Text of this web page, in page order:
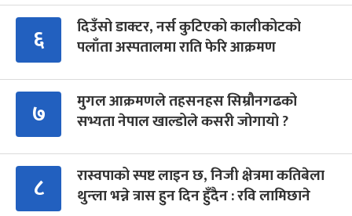
६
दिउँसो डाक्टर, नर्स कुटिएको कालीकोटको
पलाँता अस्पतालमा राति फेरि आक्रमण
७
मुगल आक्रमणले तहसनहस सिम्रौनगढको
सभ्यता नेपाल खाल्डोले कसरी जोगायो ?
८
रास्वपाको स्पष्ट लाइन छ, निजी क्षेत्रमा कतिबेला
थुन्ला भन्ने त्रास हुन दिन हुँदैन : रवि लामिछाने